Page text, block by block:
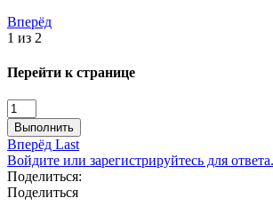
Вперёд
1 из 2
Перейти к странице
Выполнить
Вперёд Last
Войдите или зарегистрируйтесь для ответа.
Поделиться:
Поделиться